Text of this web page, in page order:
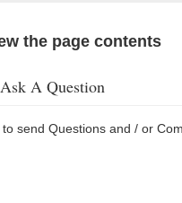
the page contents
A Question
send Questions and / or